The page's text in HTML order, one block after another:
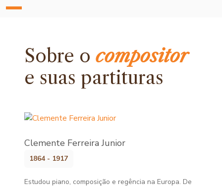
Sobre ocompositor
e suas partituras
Clemente Ferreira Junior
1864 - 1917
Estudou piano, composição e regência na Europa. De